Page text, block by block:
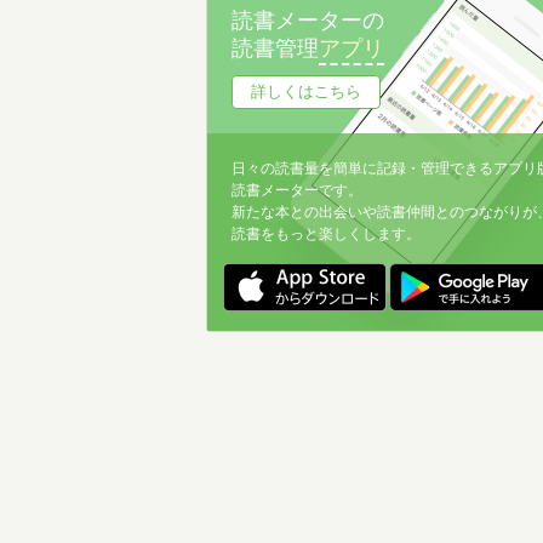
読書メーターの
読書管理アプリ
詳しくはこちら
日々の読書量を簡単に記録・管理できるアプリ
読書メーターです。
新たな本との出会いや読書仲間とのつながりが
読書をもっと楽しくします。